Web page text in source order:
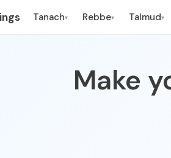
Tanach▾ Rebbe▾ Talmud▾
Make